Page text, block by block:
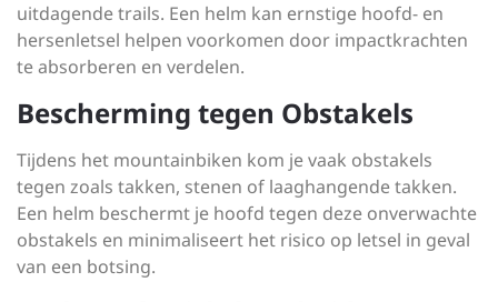
uitdagende trails. Een helm kan ernstige hoofd- en
hersenletsel helpen voorkomen door impactkrachten
te absorberen en verdelen.
Bescherming tegen Obstakels
Tijdens het mountainbiken kom je vaak obstakels
tegen zoals takken, stenen of laaghangende takken.
Een helm beschermt je hoofd tegen deze onverwachte
obstakels en minimaliseert het risico op letsel in geval
van een botsing.